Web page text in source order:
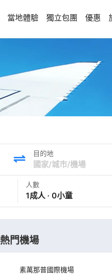
當地體驗 獨立包團 優惠
目的地
人數
1成人 · 0小童
熱門機場
素萬那普國際機場